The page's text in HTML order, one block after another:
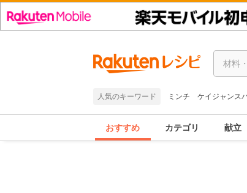
人気のキーワード ミンチ ケイジャンス
おすすめ カテゴリ 献立